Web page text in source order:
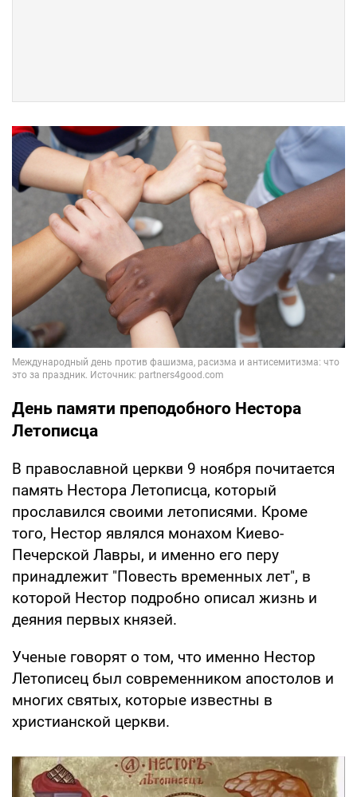
День памяти преподобного Нестора
Летописца
В православной церкви 9 ноября почитается
память Нестора Летописца, который
прославился своими летописями. Кроме
того, Нестор являлся монахом Киево-
Печерской Лавры, и именно его перу
принадлежит "Повесть временных лет", в
которой Нестор подробно описал жизнь и
деяния первых князей.
Ученые говорят о том, что именно Нестор
Летописец был современником апостолов и
многих святых, которые известны в
христианской церкви.